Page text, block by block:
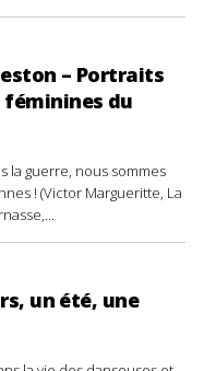
– Portraits
du
la guerre, nous sommes
! (Victor Margueritte, La
un été, une